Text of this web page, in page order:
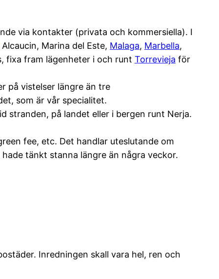
via kontakter (privata och kommersiella). I
Alcaucin, Marina del Este, Malaga, Marbella,
fixa fram lägenheter i och runt Torrevieja för
på vistelser längre än tre
som är vår specialitet.
stranden, på landet eller i bergen runt Nerja.
fee, etc. Det handlar uteslutande om
tänkt stanna längre än några veckor.
Inredningen skall vara hel, ren och